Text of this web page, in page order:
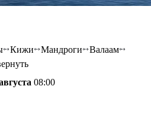
Кижи Мандроги
Валаам
08:00